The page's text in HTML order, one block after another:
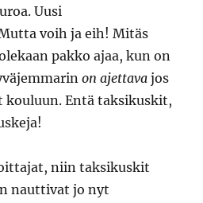
Uusi
voih ja eih! Mitäs
pakko ajaa, kun on
on ajettava jos
kouluun. Entä taksikuskit,
niin taksikuskit
nauttivat jo nyt